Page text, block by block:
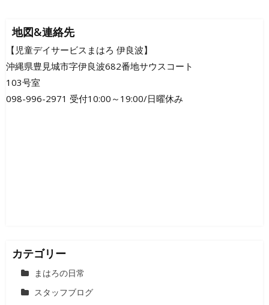
地図&連絡先
【児童デイサービスまはろ 伊良波】
沖縄県豊見城市字伊良波682番地サウスコート
103号室
098-996-2971 受付10:00～19:00/日曜休み
カテゴリー
まはろの日常
スタッフブログ